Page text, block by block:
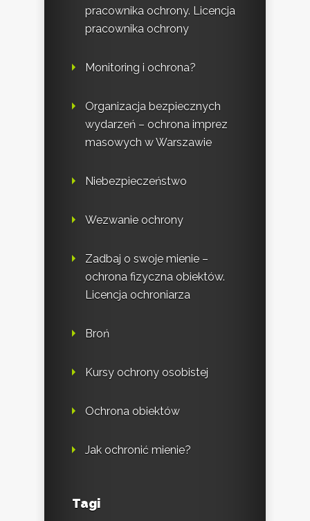
pracownika ochrony. Licencja
pracownika ochrony
Monitoring i ochrona?
Organizacja bezpiecznych
wydarzeń – ochrona imprez
masowych w Warszawie
Niebezpieczeństwo
Wezwanie ochrony
Zadbaj o swoje mienie –
ochrona fizyczna obiektów.
Licencja ochroniarza
Broń
Kursy ochrony osobistej
Ochrona obiektów
Jak ochronić mienie?
Tagi